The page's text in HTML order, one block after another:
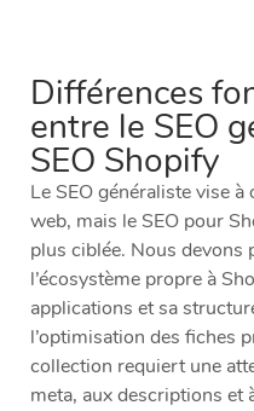
Différences
entre le SEO
SEO Shopify
Le SEO généraliste vise
web, mais le SEO pour
plus ciblée. Nous devons
l’écosystème propre à
applications et sa
l’optimisation des fiches
collection requiert une
meta, aux descriptions et